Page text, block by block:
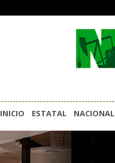
INICIO ESTATAL NACIONAL